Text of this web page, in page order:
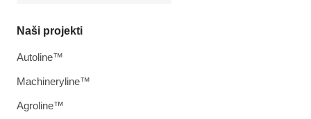
Naši projekti
Autoline™
Machineryline™
Agroline™